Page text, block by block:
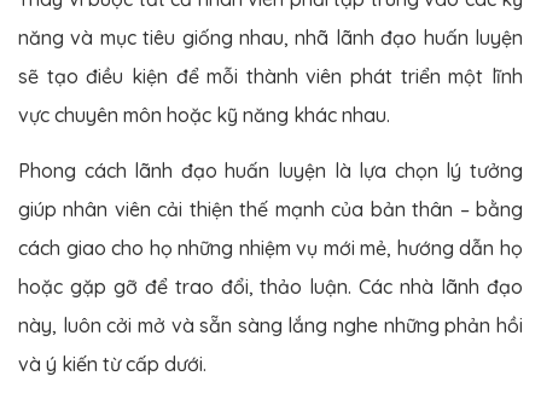
năng và mục tiêu giống nhau, nhã lãnh đạo huấn luyện
sẽ tạo điều kiện để mỗi thành viên phát triển một lĩnh
vực chuyên môn hoặc kỹ năng khác nhau.
Phong cách lãnh đạo huấn luyện là lựa chọn lý tưởng
giúp nhân viên cải thiện thế mạnh của bản thân – bằng
cách giao cho họ những nhiệm vụ mới mẻ, hướng dẫn họ
hoặc gặp gỡ để trao đổi, thảo luận. Các nhà lãnh đạo
này, luôn cởi mở và sẵn sàng lắng nghe những phản hồi
và ý kiến từ cấp dưới.